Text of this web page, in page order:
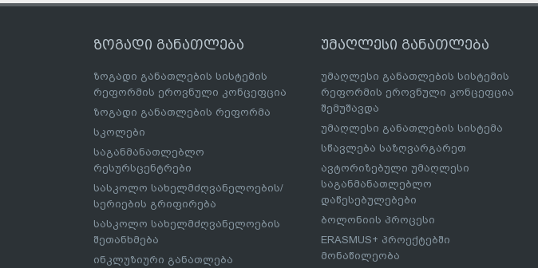
ზოგადი განათლება
ზოგადი განათლების სისტემის
რეფორმის ეროვნული კონცეფცია
ზოგადი განათლების რეფორმა
სკოლები
საგანმანათლებლო
რესურსცენტრები
სასკოლო სახელმძღვანელოების/
სერიების გრიფირება
სასკოლო სახელმძღვანელოების
შეთანხმება
ინკლუზიური განათლება
უმაღლესი განათლება
უმაღლესი განათლების სისტემის
რეფორმის ეროვნული კონცეფცია
შემუშავდა
უმაღლესი განათლების სისტემა
სწავლება საზღვარგარეთ
ავტორიზებული უმაღლესი
საგანმანათლებლო
დაწესებულებები
ბოლონიის პროცესი
ERASMUS+ პროექტებში
მონაწილეობა